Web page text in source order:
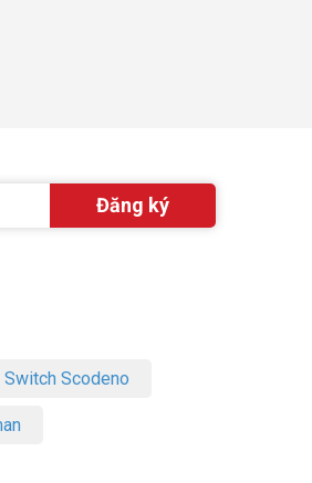
Switch Scodeno